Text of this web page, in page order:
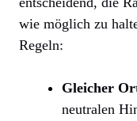
wie möglich zu
Regeln:
Gleicher
neutralen